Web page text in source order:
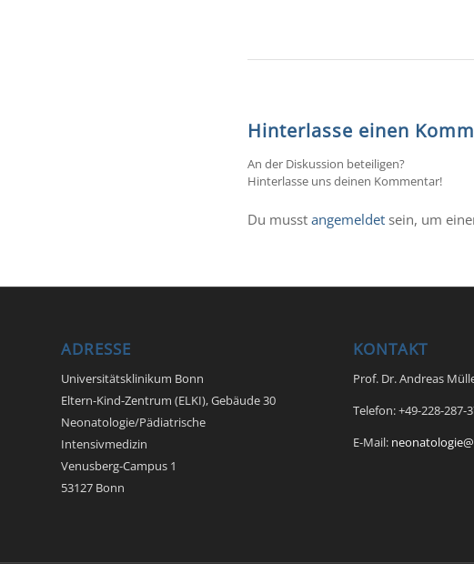
Hinterlasse einen
An der Diskussion beteiligen?
Hinterlasse uns deinen Kommentar!
Du musst angemeldet sein, um
ADRESSE
Universitätsklinikum Bonn
Eltern-Kind-Zentrum (ELKI), Gebäude 30
Neonatologie/Pädiatrische
Intensivmedizin
Venusberg-Campus 1
53127 Bonn
KONTAKT
Prof. Dr. Andreas
Telefon: +49-228-287-
E-Mail: